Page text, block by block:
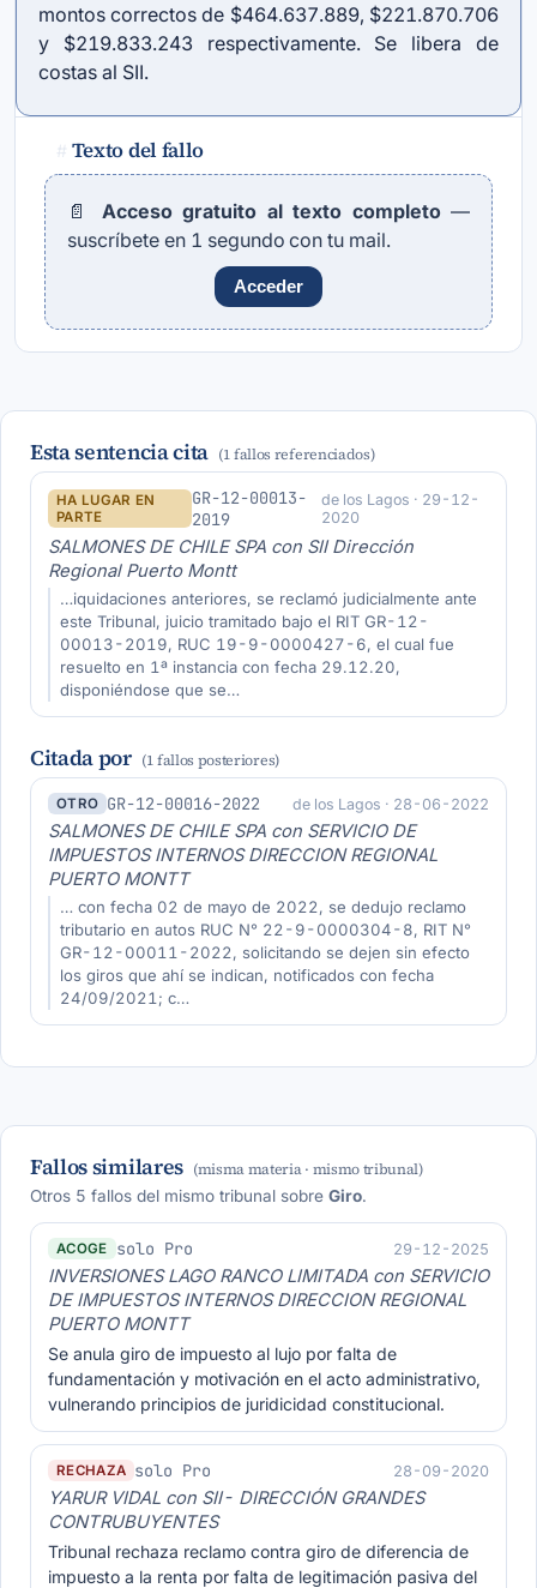
montos correctos de $464.637.889, $221.870.706
y $219.833.243 respectivamente. Se libera de
costas al SII.
# Texto del fallo
📄 Acceso gratuito al texto completo—
suscríbete en 1 segundo con tu mail.
Acceder
Esta sentencia cita (1 fallos referenciados)
HA LUGAR EN
PARTE
GR-12-00013-
2019
de los Lagos · 29-12-
2020
SALMONES DE CHILE SPA con SII Dirección
Regional Puerto Montt
…iquidaciones anteriores, se reclamó judicialmente ante
este Tribunal, juicio tramitado bajo el RIT GR-12-
00013-2019, RUC 19-9-0000427-6, el cual fue
resuelto en 1ª instancia con fecha 29.12.20,
disponiéndose que se…
Citada por (1 fallos posteriores)
OTRO GR-12-00016-2022 de los Lagos · 28-06-2022
SALMONES DE CHILE SPA con SERVICIO DE
IMPUESTOS INTERNOS DIRECCION REGIONAL
PUERTO MONTT
… con fecha 02 de mayo de 2022, se dedujo reclamo
tributario en autos RUC N° 22-9-0000304-8, RIT N°
GR-12-00011-2022, solicitando se dejen sin efecto
los giros que ahí se indican, notificados con fecha
24/09/2021; c…
Fallos similares (misma materia · mismo tribunal)
Otros 5 fallos del mismo tribunal sobre Giro.
ACOGE solo Pro 29-12-2025
INVERSIONES LAGO RANCO LIMITADA con SERVICIO
DE IMPUESTOS INTERNOS DIRECCION REGIONAL
PUERTO MONTT
Se anula giro de impuesto al lujo por falta de
fundamentación y motivación en el acto administrativo,
vulnerando principios de juridicidad constitucional.
RECHAZA solo Pro 28-09-2020
YARUR VIDAL con SII- DIRECCIÓN GRANDES
CONTRUBUYENTES
Tribunal rechaza reclamo contra giro de diferencia de
impuesto a la renta por falta de legitimación pasiva del